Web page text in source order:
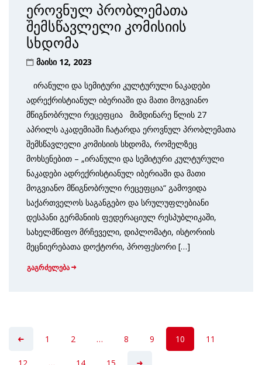
ეროვნულ პრობლემათა
შემსწავლელი კომისიის
სხდომა
მაისი 12, 2023
ირანული და სემიტური კულტურული ნაკადები
ადრექრისტიანულ იბერიაში და მათი მოგვიანო
მწიგნობრული რეცეფცია მიმდინარე წლის 27
აპრილს აკადემიაში ჩატარდა ეროვნულ პრობლემათა
შემსწავლელი კომისიის სხდომა, რომელზეც
მოხსენებით – „ირანული და სემიტური კულტურული
ნაკადები ადრექრისტიანულ იბერიაში და მათი
მოგვიანო მწიგნობრული რეცეფცია“ გამოვიდა
საქართველოს საგანგებო და სრულუფლებიანი
დესპანი გერმანიის ფედერაციულ რესპუბლიკაში,
სახელმწიფო მრჩეველი, დიპლომატი, ისტორიის
მეცნიერებათა დოქტორი, პროფესორი […]
გაგრძელება
1 2 … 8 9 10 11
12 … 14 15